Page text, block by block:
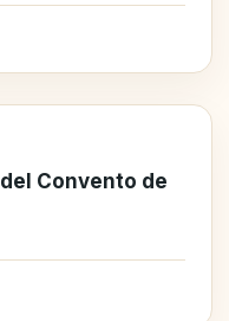
Convento de